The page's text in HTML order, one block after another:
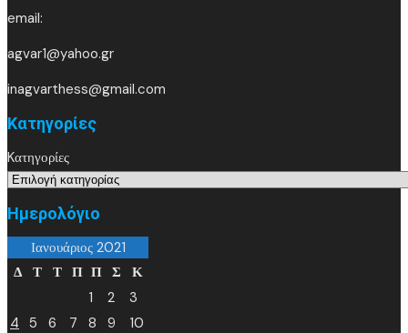
email:
agvar1@yahoo.gr
inagvarthess@gmail.com
Kατηγορίες
Kατηγορίες
Ημερολόγιο
Ιανουάριος 2021
Δ Τ Τ Π Π Σ
Κ
1
2
3
4 5 6 7 8 9
10